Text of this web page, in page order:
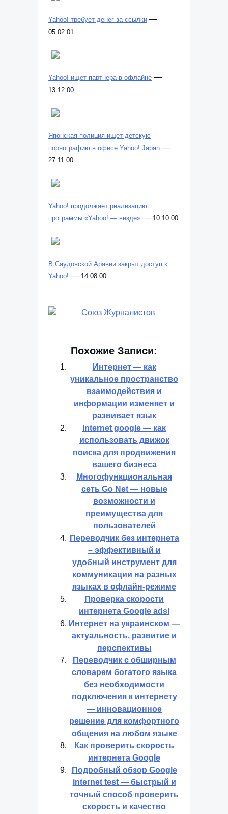
Yahoo! требует денег за ссылки —
05.02.01
Yahoo! ищет партнера в офлайне —
13.12.00
Японская полиция ищет детскую
порнографию в офисе Yahoo! Japan —
27.11.00
Yahoo! продолжает реализацию
программы «Yahoo! — везде» — 10.10.00
В Саудовской Аравии закрыт доступ к
Yahoo! — 14.08.00
Похожие Записи:
Интернет — как
уникальное пространство
взаимодействия и
информации изменяет и
развивает язык
Internet google — как
использовать движок
поиска для продвижения
вашего бизнеса
Многофункциональная
сеть Go Net — новые
возможности и
преимущества для
пользователей
Переводчик без интернета
– эффективный и
удобный инструмент для
коммуникации на разных
языках в офлайн-режиме
Проверка скорости
интернета Google adsl
Интернет на украинском —
актуальность, развитие и
перспективы
Переводчик с обширным
словарем богатого языка
без необходимости
подключения к интернету
— инновационное
решение для комфортного
общения на любом языке
Как проверить скорость
интернета Google
Подробный обзор Google
internet test — быстрый и
точный способ проверить
скорость и качество